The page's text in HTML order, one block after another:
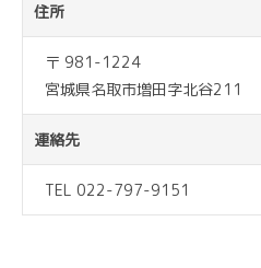
住所
〒 981-1224
宮城県名取市増田字北谷211
連絡先
TEL 022-797-9151